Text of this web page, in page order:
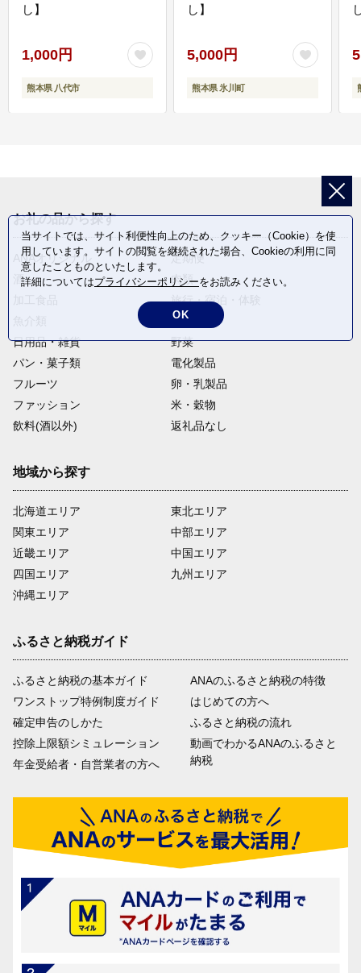
し】
1,000円
熊本県 八代市
し】
5,000円
熊本県 氷川町
お礼の品から探す
ANAオリジナル
定期便
酒
肉類
旅行・宿泊・体験
麺類
日用品・雑貨
野菜
パン・菓子類
電化製品
フルーツ
卵・乳製品
ファッション
米・穀物
飲料(酒以外)
返礼品なし
地域から探す
北海道エリア
関東エリア
近畿エリア
四国エリア
沖縄エリア
東北エリア
中部エリア
中国エリア
九州エリア
ふるさと納税ガイド
ふるさと納税の基本ガイド
ワンストップ特例制度ガイド
確定申告のしかた
控除上限額シミュレーション
年金受給者・自営業者の方へ
ANAのふるさと納税の特徴
はじめての方へ
ふるさと納税の流れ
動画でわかるANAのふるさと
納税
当サイトでは、サイト利便性向上のため、クッキー（Cookie）を使
用しています。サイトの閲覧を継続された場合、Cookieの利用に同
意したことものといたします。
詳細についてはプライバシーポリシーをお読みください。
OK